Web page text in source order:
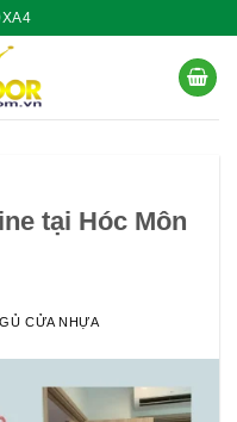
tại Hóc Môn
CỬA NHỰA